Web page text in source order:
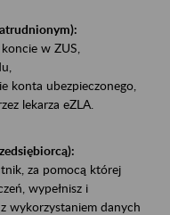
w ZUS,
ubezpieczonego,
lekarza eZLA.
za pomocą której
wypełnisz i
wykorzystaniem danych